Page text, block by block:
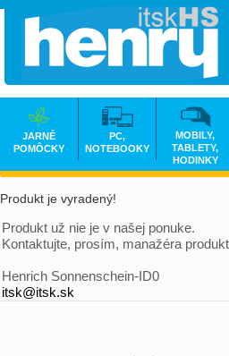
Produkt je vyradený!
Produkt už nie je v našej ponuke.
Kontaktujte, prosím, manažéra
Henrich Sonnenschein-ID0
itsk@itsk.sk
JARNÉ
POMÔCKY
PC,
NOTEBOOKY
MOBILY,
TABLETY,
HODINKY